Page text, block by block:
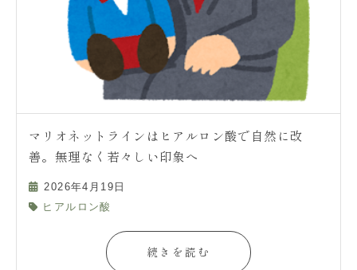
マリオネットラインはヒアルロン酸で自然に改
善。無理なく若々しい印象へ
2026年4月19日
ヒアルロン酸
続きを読む